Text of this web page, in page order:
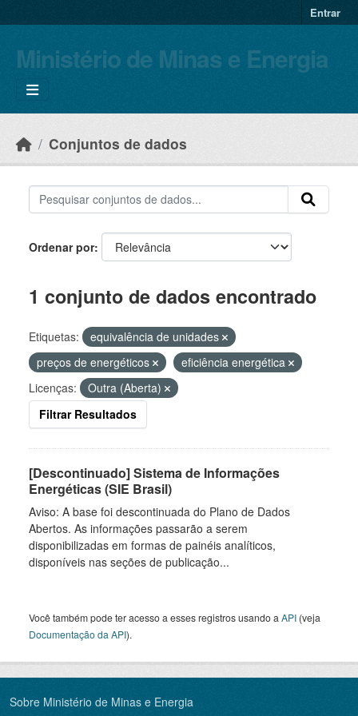
Entrar
Ministério de Minas e Energia
Conjuntos de dados
Ordenar por
1 conjunto de dados encontrado
Etiquetas:
equivalência de unidades
preços de energéticos
eficiência energética
Licenças:
Outra (Aberta)
Filtrar Resultados
[Descontinuado] Sistema de Informações
Energéticas (SIE Brasil)
Aviso: A base foi descontinuada do Plano de Dados
Abertos. As informações passarão a serem
disponibilizadas em formas de painéis analíticos,
disponíveis nas seções de publicação...
Você também pode ter acesso a esses registros usando a API (veja
Documentação da API).
Sobre Ministério de Minas e Energia